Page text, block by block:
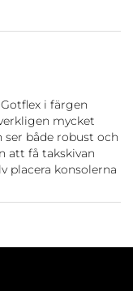
i färgen
mycket
både robust och
att få takskivan
placera konsolerna